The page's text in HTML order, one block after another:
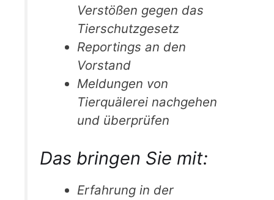
Verstößen gegen das
Tierschutzgesetz
Reportings an den
Vorstand
Meldungen von
Tierquälerei nachgehen
und überprüfen
Das bringen Sie mit:
Erfahrung in der